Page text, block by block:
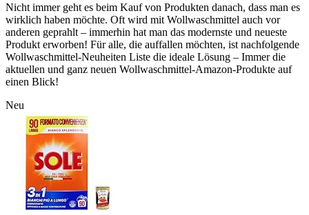
Nicht immer geht es beim Kauf von Produkten danach, dass man es
wirklich haben möchte. Oft wird mit Wollwaschmittel auch vor
anderen geprahlt – immerhin hat man das modernste und neueste
Produkt erworben! Für alle, die auffallen möchten, ist nachfolgende
Wollwaschmittel-Neuheiten Liste die ideale Lösung – Immer die
aktuellen und ganz neuen Wollwaschmittel-Amazon-Produkte auf
einen Blick!
Neu